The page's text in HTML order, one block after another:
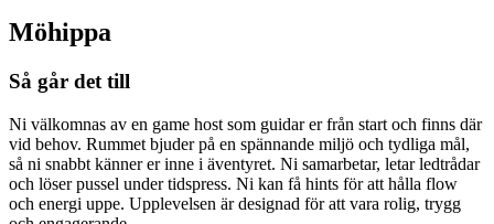
Möhippa
Så går det till
Ni välkomnas av en game host som guidar er från start och finns där
vid behov. Rummet bjuder på en spännande miljö och tydliga mål,
så ni snabbt känner er inne i äventyret. Ni samarbetar, letar ledtrådar
och löser pussel under tidspress. Ni kan få hints för att hålla flow
och energi uppe. Upplevelsen är designad för att vara rolig, trygg